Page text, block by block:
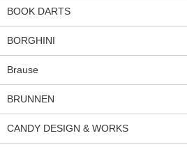
BOOK DARTS
BORGHINI
Brause
BRUNNEN
CANDY DESIGN & WORKS